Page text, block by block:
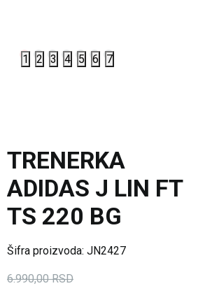
1 2 3 4 5 6 7
TRENERKA
ADIDAS J LIN FT
TS 220 BG
Šifra proizvoda: JN2427
6.990,00 RSD